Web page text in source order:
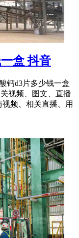
盒 抖音
钙d3片多少钱一盒
视频、图文、直播
频、相关直播、用